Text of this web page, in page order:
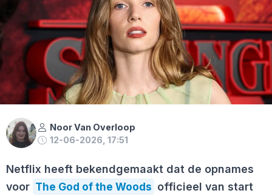
Noor Van Overloop
12-06-2026, 17:51
Netflix heeft bekendgemaakt dat de opnames
voor The God of the Woods officieel van start